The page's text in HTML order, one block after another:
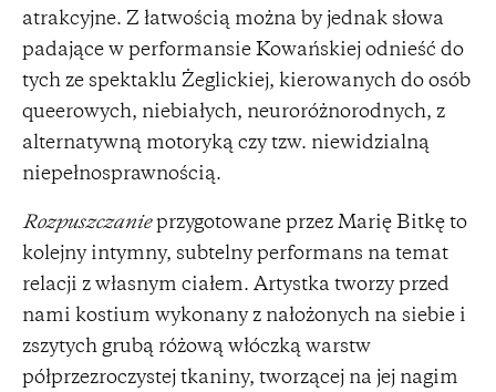
atrakcyjne. Z łatwością można by jednak słowa
padające w performansie Kowańskiej odnieść do
tych ze spektaklu Żeglickiej, kierowanych do osób
queerowych, niebiałych, neuroróżnorodnych, z
alternatywną motoryką czy tzw. niewidzialną
niepełnosprawnością.
Rozpuszczanieprzygotowane przez Marię Bitkę to
kolejny intymny, subtelny performans na temat
relacji z własnym ciałem. Artystka tworzy przed
nami kostium wykonany z nałożonych na siebie i
zszytych grubą różową włóczką warstw
półprzezroczystej tkaniny, tworzącej na jej nagim